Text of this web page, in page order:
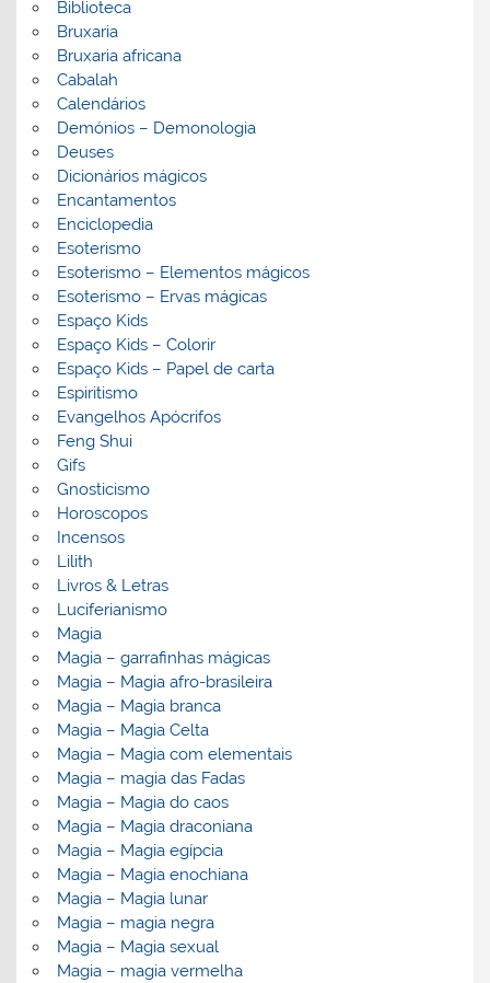
Biblioteca
Bruxaria
Bruxaria africana
Cabalah
Calendários
Demónios – Demonologia
Deuses
Dicionários mágicos
Encantamentos
Enciclopedia
Esoterismo
Esoterismo – Elementos mágicos
Esoterismo – Ervas mágicas
Espaço Kids
Espaço Kids – Colorir
Espaço Kids – Papel de carta
Espiritismo
Evangelhos Apócrifos
Feng Shui
Gifs
Gnosticismo
Horoscopos
Incensos
Lilith
Livros & Letras
Luciferianismo
Magia
Magia – garrafinhas mágicas
Magia – Magia afro-brasileira
Magia – Magia branca
Magia – Magia Celta
Magia – Magia com elementais
Magia – magia das Fadas
Magia – Magia do caos
Magia – Magia draconiana
Magia – Magia egípcia
Magia – Magia enochiana
Magia – Magia lunar
Magia – magia negra
Magia – Magia sexual
Magia – magia vermelha